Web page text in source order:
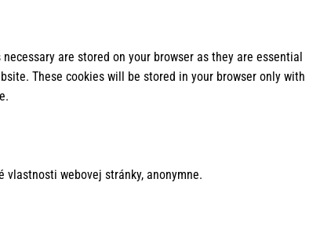
are stored on your browser as they are essential
These cookies will be stored in your browser only with
vlastnosti webovej stránky, anonymne.